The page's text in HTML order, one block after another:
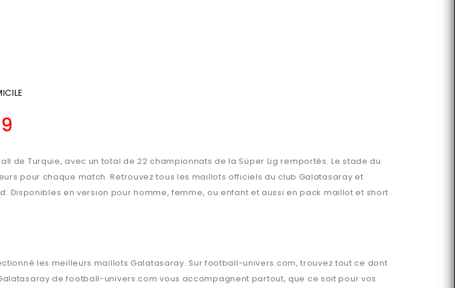
de Turquie, avec un total de 22 championnats de la Süper Lig remportés. Le stade du
pour chaque match. Retrouvez tous les maillots officiels du club Galatasaray et
en version pour homme, femme, ou enfant et aussi en pack maillot et short
les meilleurs maillots Galatasaray. Sur football-univers.com, trouvez tout ce dont
defootball-univers.com vous accompagnent partout, que ce soit pour vos